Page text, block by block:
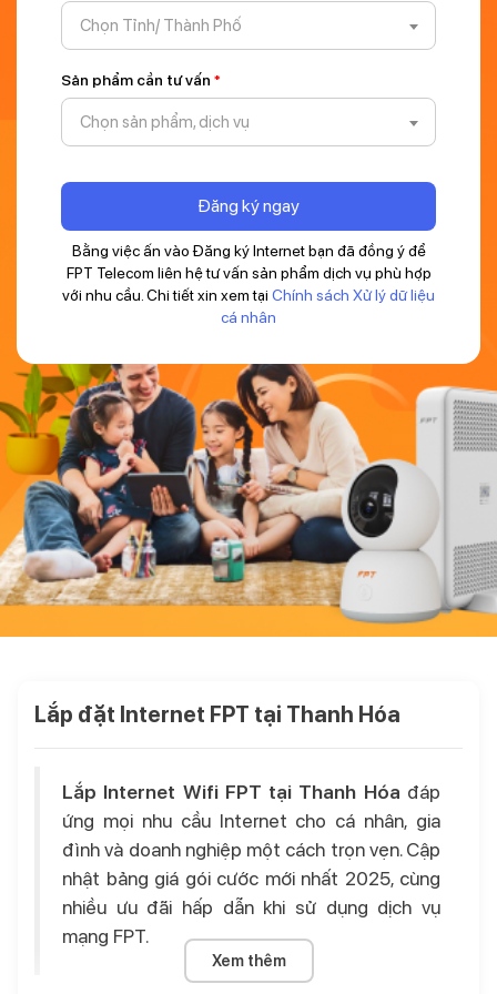
Chọn Tỉnh/ Thành Phố
Sản phẩm cần tư vấn *
Chọn sản phẩm, dịch vụ
Đăng ký ngay
Bằng việc ấn vào Đăng ký Internet bạn đã đồng ý để
FPT Telecom liên hệ tư vấn sản phẩm dịch vụ phù hợp
với nhu cầu. Chi tiết xin xem tại Chính sách Xử lý dữ liệu
cá nhân
Lắp đặt Internet FPT tại Thanh Hóa
Lắp Internet Wifi FPT tại Thanh Hóa đáp
ứng mọi nhu cầu Internet cho cá nhân, gia
đình và doanh nghiệp một cách trọn vẹn. Cập
nhật bảng giá gói cước mới nhất 2025, cùng
nhiều ưu đãi hấp dẫn khi sử dụng dịch vụ
mạng FPT.
Xem thêm